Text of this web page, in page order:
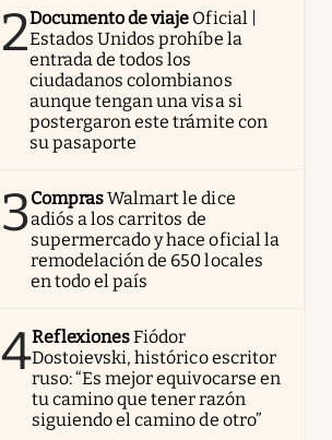
2Documento de viaje Oficial |
Estados Unidos prohíbe la
entrada de todos los
ciudadanos colombianos
aunque tengan una visa si
postergaron este trámite con
su pasaporte
3ComprasWalmart le dice
adiós a los carritos de
supermercado y hace oficial la
remodelación de 650 locales
en todo el país
4ReflexionesFiódor
Dostoievski, histórico escritor
ruso: “Es mejor equivocarse en
tu camino que tener razón
siguiendo el camino de otro”